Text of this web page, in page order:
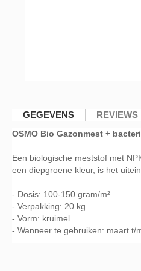
naar
begin
de
afbeeldingen-
GEGEVENS
OSMO Bio Gazonmest +
Een biologische meststof met
een diepgroene kleur, is het
- Dosis: 100-150 gram/m²
- Verpakking: 20 kg
- Vorm: kruimel
- Wanneer te gebruiken: maart t/
REVIEWS